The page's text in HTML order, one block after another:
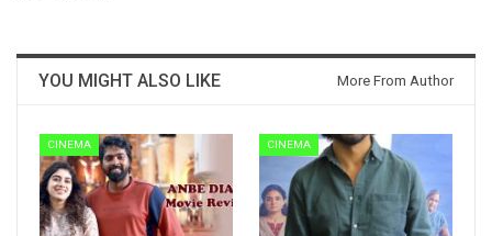
YOU MIGHT ALSO LIKE More From Author
CINEMA CINEMA